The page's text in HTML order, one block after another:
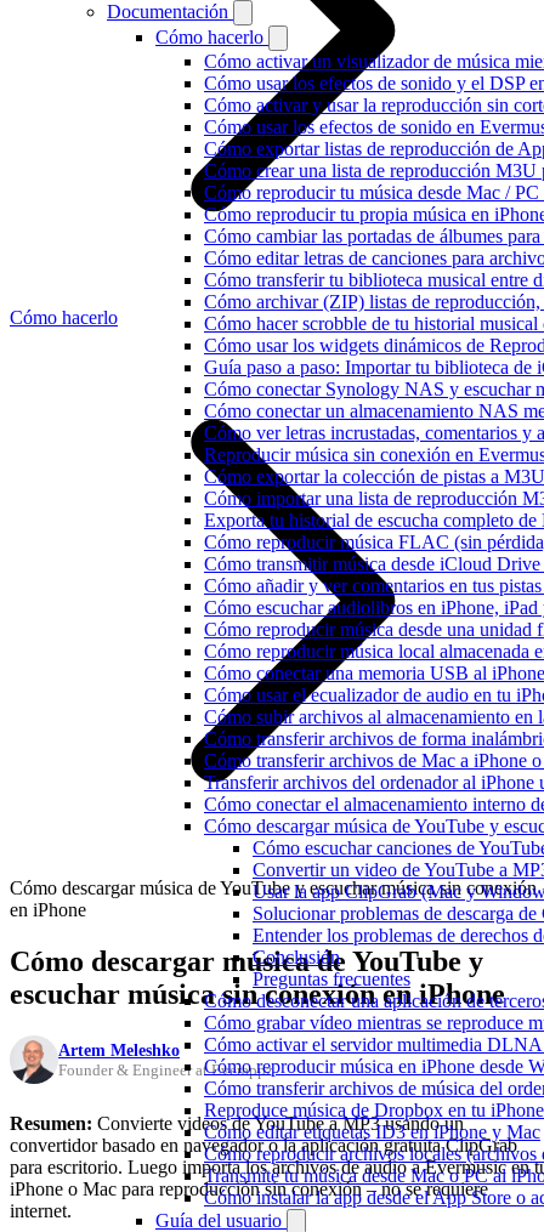
Documentación
Cómo hacerlo
Cómo activar un visualizador de música
Cómo usar los efectos de sonido y el DSP
Cómo activar y usar la reproducción sin
Cómo usar los efectos de sonido en
Cómo exportar listas de reproducción de
Cómo crear una lista de reproducción
Cómo reproducir tu música desde Mac /
Cómo reproducir tu propia música en
Cómo cambiar las portadas de álbumes
Cómo editar letras de canciones para
Cómo transferir tu biblioteca musical entre
Cómo archivar (ZIP) listas de
Cómo hacer scrobble de tu historial
Cómo usar los widgets dinámicos de
Guía paso a paso: Importar tu biblioteca
Cómo conectar Synology NAS y escuchar
Cómo conectar un almacenamiento NAS
Cómo ver letras incrustadas, comentarios
Reproducir música sin conexión en
Cómo exportar la colección de pistas a
Cómo importar una lista de reproducción
Exporta tu historial de escucha completo
Cómo reproducir música FLAC (sin
Cómo transmitir música desde iCloud
Cómo añadir y ver comentarios en tus
Cómo escuchar audiolibros en iPhone,
Cómo reproducir música desde una
Cómo reproducir música local almacenada
Cómo conectar una memoria USB al
Cómo usar el ecualizador de audio en tu
Cómo subir archivos al almacenamiento
Cómo transferir archivos de forma
Cómo transferir archivos de Mac a iPhone
Transferir archivos del ordenador al
Cómo conectar el almacenamiento interno
Cómo descargar música de YouTube y
Cómo escuchar canciones de
Convertir un video de YouTube a
Usar la app ClipGrab (Mac y
Solucionar problemas de descarga
Entender los problemas de derechos
Conclusión
Preguntas frecuentes
Cómo desconectar una aplicación de
Cómo grabar vídeo mientras se reproduce
Cómo activar el servidor multimedia
Cómo reproducir música en iPhone desde
Cómo transferir archivos de música del
Reproduce música de Dropbox en tu
Cómo editar etiquetas ID3 en iPhone y Mac
Cómo reproducir archivos locales (archivos
Transmite tu música desde Mac o PC al
Cómo instalar la app desde el App Store o
Guía del usuario
Cómo hacerlo
Cómo descargar música de YouTube y escuchar música sin conexión
en iPhone
Cómo descargar música de YouTube y
escuchar música sin conexión en iPhone
Artem Meleshko
Founder & Engineer at Everappz
Resumen: Convierte videos de YouTube a MP3 usando un
convertidor basado en navegador o la aplicación gratuita ClipGrab
para escritorio. Luego importa los archivos de audio a Evermusic en
iPhone o Mac para reproducción sin conexión – no se requiere
internet.